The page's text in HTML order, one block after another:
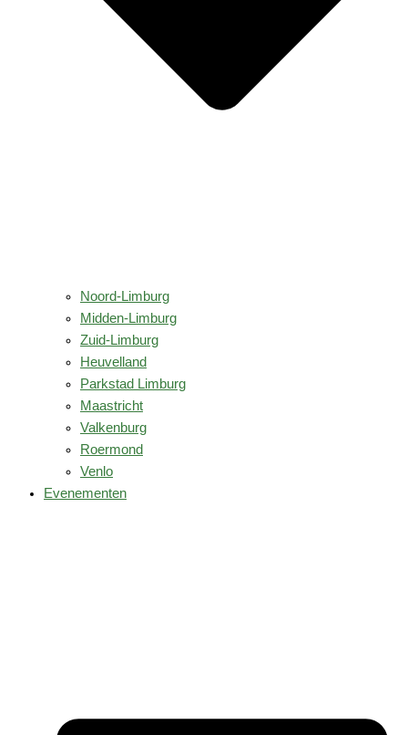
Noord-Limburg
Midden-Limburg
Zuid-Limburg
Heuvelland
Parkstad Limburg
Maastricht
Valkenburg
Roermond
Venlo
Evenementen